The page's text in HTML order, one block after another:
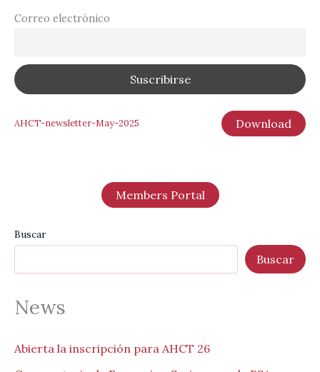
Correo electrónico
AHCT-newsletter-May-2025 Download
Members Portal
Buscar
Buscar
News
Abierta la inscripción para AHCT 26